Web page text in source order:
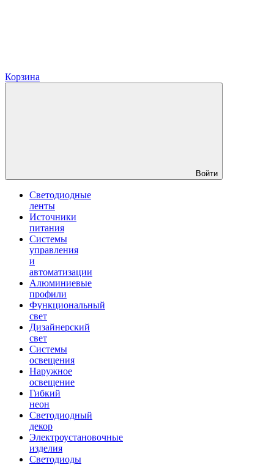
Корзина
Войти
Светодиодные
ленты
Источники
питания
Системы
управления
и
автоматизации
Алюминиевые
профили
Функциональный
свет
Дизайнерский
свет
Системы
освещения
Наружное
освещение
Гибкий
неон
Светодиодный
декор
Электроустановочные
изделия
Светодиоды